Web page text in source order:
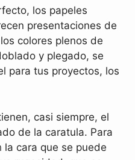
los papeles
presentaciones de
colores plenos de
y plegado, se
para tus proyectos, los
casi siempre, el
de la caratula. Para
cara que se puede